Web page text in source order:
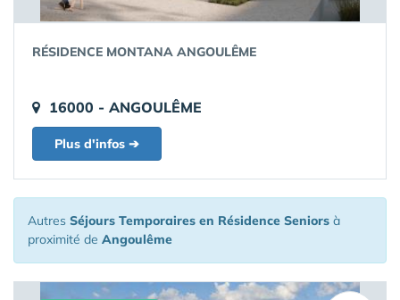
RÉSIDENCE MONTANA ANGOULÊME
16000 - ANGOULÊME
Plus d'infos ➔
Autres Séjours Temporaires en Résidence Seniors à
proximité de Angoulême